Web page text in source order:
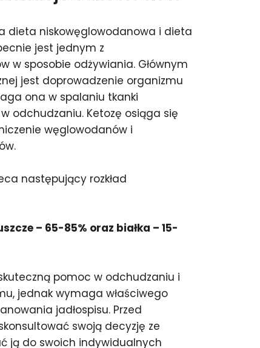
dieta niskowęglowodanowa i dieta
jest jednym z
w sposobie odżywiania. Głównym
jest doprowadzenie organizmu
ona w spalaniu tkanki
odchudzaniu. Ketozę osiąga się
węglowodanów i
następujący rozkład
– 65-85% oraz białka – 15-
pomoc w odchudzaniu i
jednak wymaga właściwego
jadłospisu. Przed
swoją decyzję ze
ją do swoich indywidualnych